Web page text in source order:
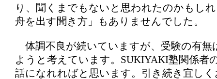
り、聞くまでもないと思われたのかもし
舟を出す聞き方」もありませんでした。
体調不良が続いていますが、受験の有無
ようと考えています。SUKIYAKI塾関係者
話になれればと思います。引き続き宜し